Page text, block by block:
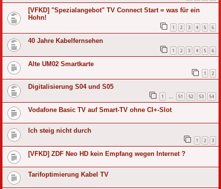
[VFKD] "Spezialangebot" TV Connect Start = was für ein
Hohn!
1 2 3 4 5 6
40 Jahre Kabelfernsehen
1 2 3 4 5 6
Alte UM02 Smartkarte
1 2
Digitalisierung S04 und S05
1 … 51 52 53 54
Vodafone Basic TV auf Smart-TV ohne CI+-Slot
Ich steig nicht durch
1 2 3
[VFKD] ZDF Neo HD kein Empfang wegen Internet ?
Tarifoptimierung Kabel TV